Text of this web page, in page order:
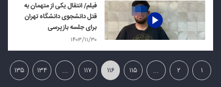
فیلم/ انتقال یکی از متهمان به
قتل دانشجوی دانشگاه تهران
برای جلسه بازپرسی
۱۴۰۳/۱۱/۳۰
۱ ۲ ... ۱۱۵ ۱۱۶ ۱۱۷ ... ۱۳۴ ۱۳۵